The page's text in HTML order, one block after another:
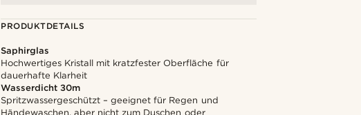
PRODUKTDETAILS
Saphirglas
Hochwertiges Kristall mit kratzfester Oberfläche für
dauerhafte Klarheit
Wasserdicht 30m
Spritzwassergeschützt – geeignet für Regen und
Händewaschen, aber nicht zum Duschen oder